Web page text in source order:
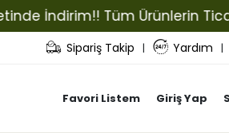
İndirim!! Tüm Ürünlerin Ticari
Sipariş Takip | Yardım |
Favori Listem Giriş Yap